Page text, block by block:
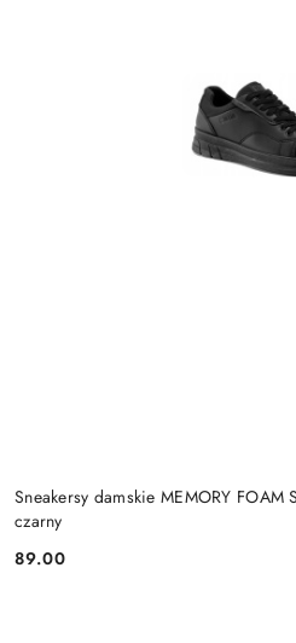
Sneakersy damskie MEMORY FOAM
czarny
Cena:
89.00